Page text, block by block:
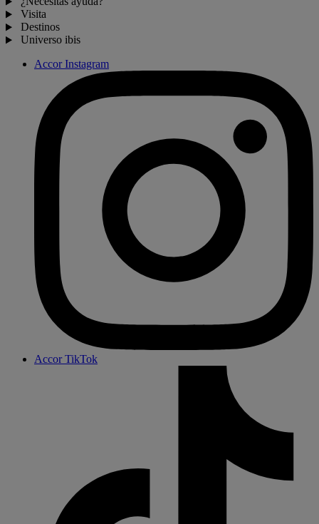
Visita
Destinos
Universo ibis
Accor Instagram
Accor TikTok